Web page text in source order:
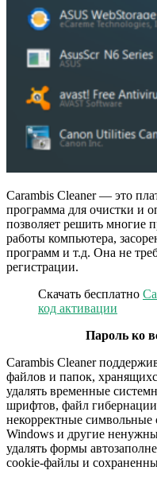
Carambis Cleaner — это
программа для очистки и
позволяет решить многие
работы компьютера,
программ и т.д. Она не
регистрации.
Скачать бесплатно
код активации
Пароль ко
Carambis Cleaner
файлов и папок,
удалять временные
шрифтов, файл
некорректные
Windows и другие
удалять формы
cookie-файлы и